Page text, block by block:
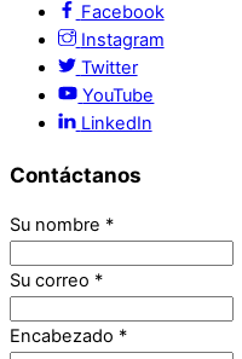
Facebook
Instagram
Twitter
YouTube
LinkedIn
Contáctanos
Su nombre *
Su correo *
Encabezado *